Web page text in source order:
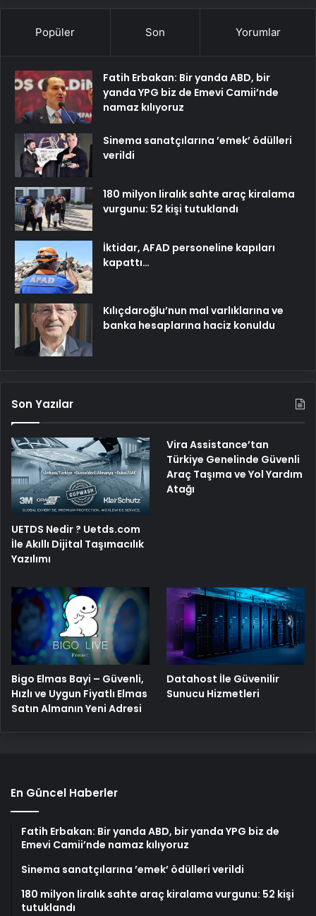
Popüler Son Yorumlar
Fatih Erbakan: Bir yanda ABD, bir
yanda YPG biz de Emevi Camii’nde
namaz kılıyoruz
Sinema sanatçılarına ’emek’ ödülleri
verildi
180 milyon liralık sahte araç kiralama
vurgunu: 52 kişi tutuklandı
İktidar, AFAD personeline kapıları
kapattı…
Kılıçdaroğlu’nun mal varlıklarına ve
banka hesaplarına haciz konuldu
Son Yazılar
UETDS Nedir ? Uetds.com
İle Akıllı Dijital Taşımacılık
Yazılımı
Vira Assistance’tan
Türkiye Genelinde Güvenli
Araç Taşıma ve Yol Yardım
Atağı
Bigo Elmas Bayi – Güvenli,
Hızlı ve Uygun Fiyatlı Elmas
Satın Almanın Yeni Adresi
Datahost İle Güvenilir
Sunucu Hizmetleri
En Güncel Haberler
Fatih Erbakan: Bir yanda ABD, bir yanda YPG biz de
Emevi Camii’nde namaz kılıyoruz
Sinema sanatçılarına ’emek’ ödülleri verildi
180 milyon liralık sahte araç kiralama vurgunu: 52 kişi
tutuklandı